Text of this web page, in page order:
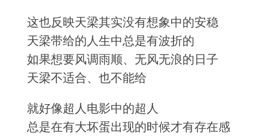
这也反映天梁其实没有想象中的安稳
天梁带给的人生中总是有波折的
如果想要风调雨顺、无风无浪的日子
天梁不适合、也不能给
就好像超人电影中的超人
总是在有大坏蛋出现的时候才有存在感